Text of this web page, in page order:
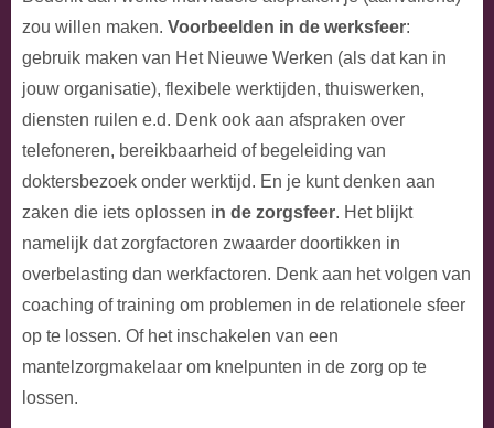
zou willen maken. Voorbeelden in de werksfeer:
gebruik maken van Het Nieuwe Werken (als dat kan in
jouw organisatie), flexibele werktijden, thuiswerken,
diensten ruilen e.d. Denk ook aan afspraken over
telefoneren, bereikbaarheid of begeleiding van
doktersbezoek onder werktijd. En je kunt denken aan
zaken die iets oplossen in de zorgsfeer. Het blijkt
namelijk dat zorgfactoren zwaarder doortikken in
overbelasting dan werkfactoren. Denk aan het volgen van
coaching of training om problemen in de relationele sfeer
op te lossen. Of het inschakelen van een
mantelzorgmakelaar om knelpunten in de zorg op te
lossen.